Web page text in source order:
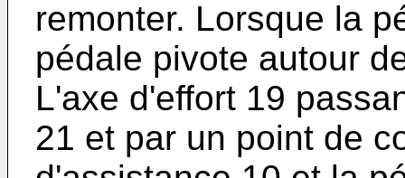
remonter. Lorsque la
pédale pivote autour
L'axe d'effort 19
21 et par un point de